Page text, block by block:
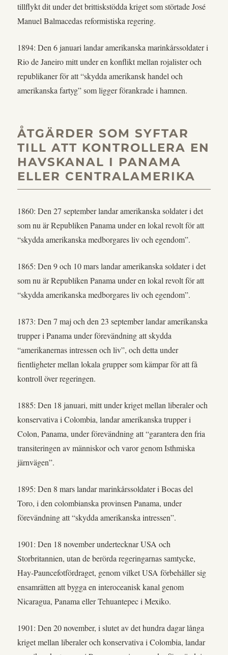
tillflykt dit under det brittiskstödda kriget som störtade José
Manuel Balmacedas reformistiska regering.
1894: Den 6 januari landar amerikanska marinkårssoldater i
Rio de Janeiro mitt under en konflikt mellan rojalister och
republikaner för att “skydda amerikansk handel och
amerikanska fartyg” som ligger förankrade i hamnen.
ÅTGÄRDER SOM SYFTAR
TILL ATT KONTROLLERA EN
HAVSKANAL I PANAMA
ELLER CENTRALAMERIKA
1860: Den 27 september landar amerikanska soldater i det
som nu är Republiken Panama under en lokal revolt för att
“skydda amerikanska medborgares liv och egendom”.
1865: Den 9 och 10 mars landar amerikanska soldater i det
som nu är Republiken Panama under en lokal revolt för att
“skydda amerikanska medborgares liv och egendom”.
1873: Den 7 maj och den 23 september landar amerikanska
trupper i Panama under förevändning att skydda
“amerikanernas intressen och liv”, och detta under
fientligheter mellan lokala grupper som kämpar för att få
kontroll över regeringen.
1885: Den 18 januari, mitt under kriget mellan liberaler och
konservativa i Colombia, landar amerikanska trupper i
Colon, Panama, under förevändning att “garantera den fria
transiteringen av människor och varor genom Isthmiska
järnvägen”.
1895: Den 8 mars landar marinkårssoldater i Bocas del
Toro, i den colombianska provinsen Panama, under
förevändning att “skydda amerikanska intressen”.
1901: Den 18 november undertecknar USA och
Storbritannien, utan de berörda regeringarnas samtycke,
Hay-Pauncefotfördraget, genom vilket USA förbehåller sig
ensamrätten att bygga en interoceanisk kanal genom
Nicaragua, Panama eller Tehuantepec i Mexiko.
1901: Den 20 november, i slutet av det hundra dagar långa
kriget mellan liberaler och konservativa i Colombia, landar